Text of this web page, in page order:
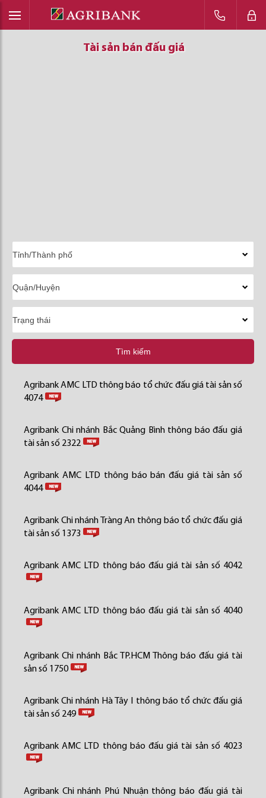
Tài sản bán đấu giá
Tài sản bán đấu giá
Tài sản bán đấu giá
Tìm kiếm
Agribank AMC LTD thông báo tổ chức đấu giá tài sản số
4074
Agribank Chi nhánh Bắc Quảng Bình thông báo đấu giá
tài sản số 2322
Agribank AMC LTD thông báo bán đấu giá tài sản số
4044
Agribank Chi nhánh Tràng An thông báo tổ chức đấu giá
tài sản số 1373
Agribank AMC LTD thông báo đấu giá tài sản số 4042
Agribank AMC LTD thông báo đấu giá tài sản số 4040
Agribank Chi nhánh Bắc TP.HCM Thông báo đấu giá tài
sản số 1750
Agribank Chi nhánh Hà Tây I thông báo tổ chức đấu giá
tài sản số 249
Agribank AMC LTD thông báo đấu giá tài sản số 4023
Agribank Chi nhánh Phú Nhuận thông báo đấu giá tài